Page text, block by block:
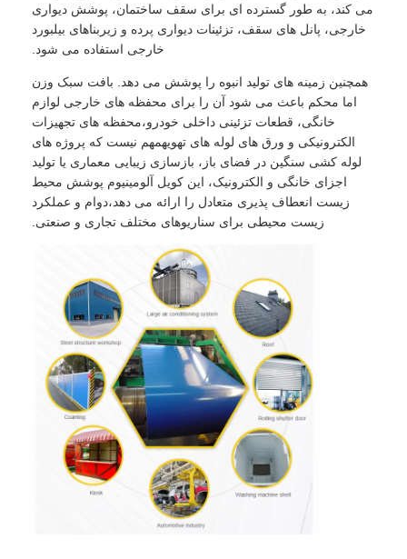
می کند، به طور گسترده ای برای سقف ساختمان، پوشش دیواری
خارجی، پانل های سقف، تزئینات دیواری پرده و زیربناهای بیلبورد
خارجی استفاده می شود.
همچنین زمینه های تولید انبوه را پوشش می دهد. بافت سبک وزن
اما محکم باعث می شود آن را برای محفظه های خارجی لوازم
خانگی، قطعات تزئینی داخلی خودرو،محفظه های تجهیزات
الکترونیکی و ورق های لوله های تهویهمهم نیست که پروژه های
لوله کشی سنگین در فضای باز، بازسازی زیبایی معماری یا تولید
اجزای خانگی و الکترونیک، این کویل آلومینیوم پوشش محیط
زیست انعطاف پذیری متعادل را ارائه می دهد،دوام و عملکرد
زیست محیطی برای سناریوهای مختلف تجاری و صنعتی.